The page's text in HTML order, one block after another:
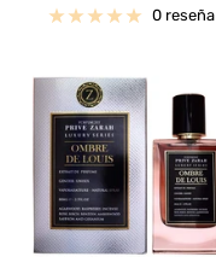
de
0 reseña